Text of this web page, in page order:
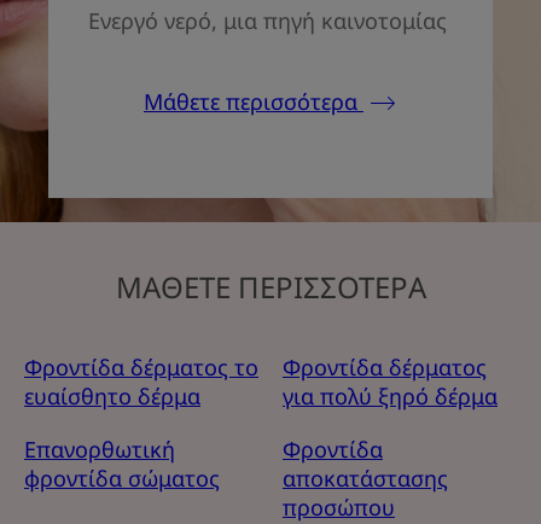
Ενεργό νερό, μια πηγή καινοτομίας
Μάθετε περισσότερα
ΜΑΘΕΤΕ ΠΕΡΙΣΣΟΤΕΡΑ
Φροντίδα δέρματος το
ευαίσθητο δέρμα
Φροντίδα δέρματος
για πολύ ξηρό δέρμα
Επανορθωτική
φροντίδα σώματος
Φροντίδα
αποκατάστασης
προσώπου